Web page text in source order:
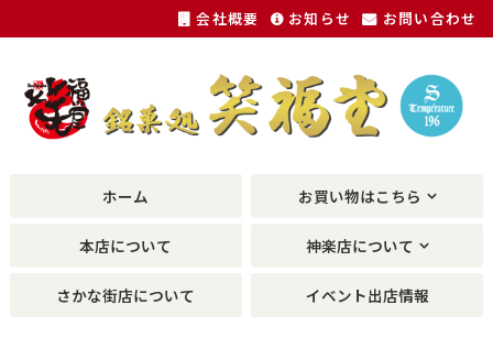
福井銘菓、敦賀銘菓の土産物が種類豊富に。
会社概要 お知らせ お問い合わせ
ホーム お買い物はこちら
本店について 神楽店について
さかな街店について イベント出店情報